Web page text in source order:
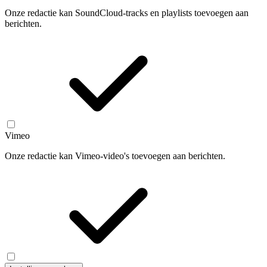
Onze redactie kan SoundCloud-tracks en playlists toevoegen aan
berichten.
Vimeo
Onze redactie kan Vimeo-video's toevoegen aan berichten.